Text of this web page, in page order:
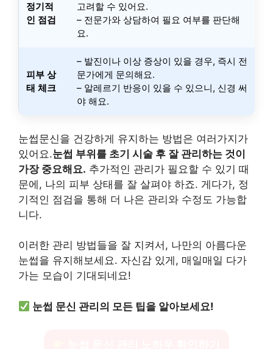
정기적
인 점검
고려할 수 있어요.
– 전문가와 상담하여 필요 여부를 판단해
요.
피부 상
태 체크
– 발진이나 이상 증상이 있을 경우, 즉시 전
문가에게 문의해요.
– 알레르기 반응이 있을 수 있으니, 신경 써
야 해요.
눈썹문신을 건강하게 유지하는 방법은 여러가지가
있어요.눈썹 부위를 초기 시술 후 잘 관리하는 것이
가장 중요해요. 추가적인 관리가 필요할 수 있기 때
문에, 나의 피부 상태를 잘 살펴야 하죠. 게다가, 정
기적인 점검을 통해 더 나은 관리와 수정도 가능합
니다.
이러한 관리 방법들을 잘 지켜서, 나만의 아름다운
눈썹을 유지해보세요. 자신감 있게, 매일매일 다가
가는 모습이 기대되네요!
눈썹 문신 관리의 모든 팁을 알아보세요!